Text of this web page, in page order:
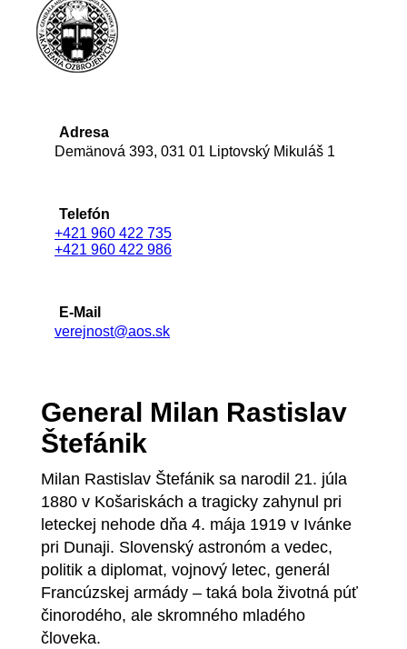
Adresa
Demänová 393, 031 01 Liptovský Mikuláš 1
Telefón
+421 960 422 735
+421 960 422 986
E-Mail
verejnost@aos.sk
General Milan Rastislav
Štefánik
Milan Rastislav Štefánik sa narodil 21. júla
1880 v Košariskách a tragicky zahynul pri
leteckej nehode dňa 4. mája 1919 v Ivánke
pri Dunaji. Slovenský astronóm a vedec,
politik a diplomat, vojnový letec, generál
Francúzskej armády – taká bola životná púť
činorodého, ale skromného mladého
človeka.